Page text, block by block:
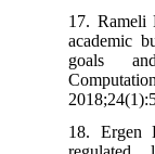
17.
academic
goals
18.